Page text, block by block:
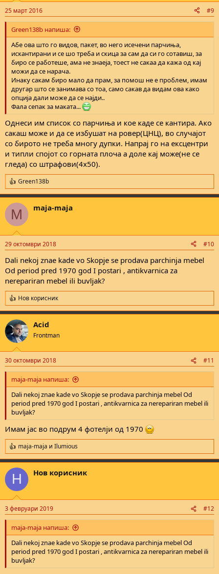
25 март 2016 #9
Green138b напиша:
Абе ова што го видов, пакет, во него исечени парчиња,
искантирани и се шо треба и скица за сам да си го сотавиш, за
биро се работеше, ама не знаеја, тоест не сакаа да кажа од кај
можи да се нарача.
Инаку сакам биро мало да прам, за помош не е проблем, имам
другар што се занимава со тоа, само сакав да видам ова како
опција дали може да се најди..
Фала сепак за маката...
Однеси им список со парчиња и кое каде се кантира. Ако
сакаш може и да се избушат на ровер(ЦНЦ), во случајот
со бирото не треба многу дупки. Напрај го на ексцентри
и типли спојот со горната плоча а доле кај може(не се
гледа) со штрафови(4x50).
R
e
a
c
i
s
Green138b
M maja-maja
29 октомври 2018 #10
Dali nekoj znae kade vo Skopje se prodava parchinja mebel
Od period pred 1970 god I postari , antikvarnica za
nerepariran mebel ili buvljak?
R
e
a
c
t
i
s
:
Нов корисник
Acid
Frontman
30 октомври 2018 #11
maja-maja напиша:
Dali nekoj znae kade vo Skopje se prodava parchinja mebel Od
period pred 1970 god I postari , antikvarnica za nerepariran mebel ili
buvljak?
Имам јас во подрум 4 фотелји од 1970
R
e
a
c
i
n
s
:
maja-maja и Ilumious
Н Нов корисник
3 февруари 2019 #12
maja-maja напиша:
Dali nekoj znae kade vo Skopje se prodava parchinja mebel Od
period pred 1970 god I postari , antikvarnica za nerepariran mebel ili
buvljak?